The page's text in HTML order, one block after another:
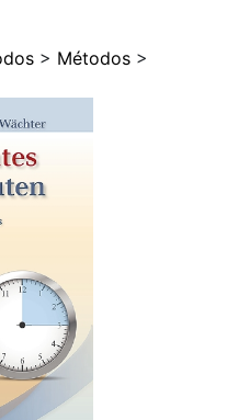
> Métodos >